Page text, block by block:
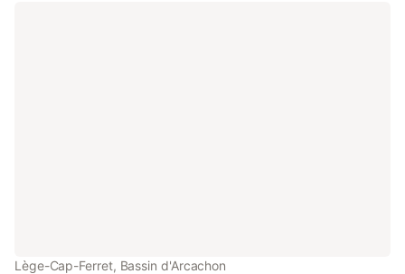
Lège-Cap-Ferret, Bassin d'Arcachon